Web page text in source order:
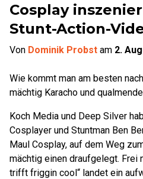
Cosplay
Stunt-Action-
Von Dominik Probst am 2.
Wie kommt man am besten
mächtig Karacho und
Koch Media und Deep Silver
Cosplayer und Stuntman Ben
Maul Cosplay, auf dem Weg
mächtig einen draufgelegt. Frei
trifft friggin cool“ landet ein